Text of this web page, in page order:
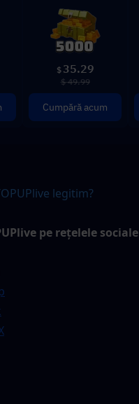
$ 35.29
$ 49.99
Cumpără acum
legitim?
pe rețelele sociale